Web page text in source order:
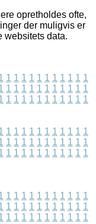
opretholdes ofte,
der muligvis er
websitets data.
1 1 1 1 1 1 1 1 1 1 1
1 1 1 1 1 1 1 1 1 1 1
1 1 1 1 1 1 1 1 1 1 1
1 1 1 1 1 1 1 1 1 1 1
1 1 1 1 1 1 1 1 1 1 1
1 1 1 1 1 1 1 1 1 1 1
1 1 1 1 1 1 1 1 1 1 1
1 1 1 1 1 1 1 1 1 1 1
1 1 1 1 1 1 1 1 1 1 1